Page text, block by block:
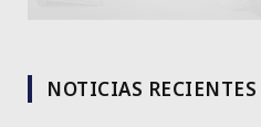
NOTICIAS RECIENTES